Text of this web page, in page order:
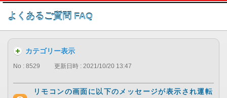
このページの本文へ
よくあるご質問 FAQ
カテゴリー表示
No : 8529 更新日時 : 2021/10/20 13:47
リモコンの画面に以下のメッセージが表示され運転